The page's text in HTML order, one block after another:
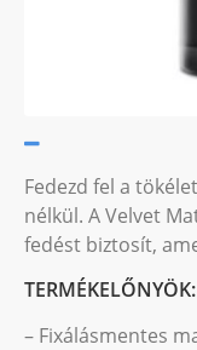
Fedezd fel a
nélkül. A Velvet
fedést biztosít,
TERMÉKELŐNYÖK:
– Fixálásmentes